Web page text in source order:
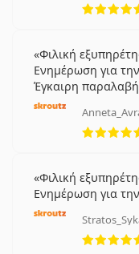
καθημερινών
φορέματος.
Συχνές
Oasys Max 1-Day;
Μπορείτε να
Max 1-Day;
Φιλική
Ενημέρωση για
Έγκαιρη
Φιλική
Ενημέρωση για